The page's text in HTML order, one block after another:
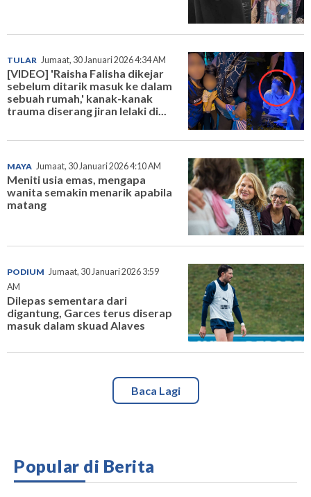
TULAR Jumaat, 30 Januari 2026 4:34 AM
[VIDEO] 'Raisha Falisha dikejar
sebelum ditarik masuk ke dalam
sebuah rumah,' kanak-kanak
trauma diserang jiran lelaki di...
MAYA Jumaat, 30 Januari 2026 4:10 AM
Meniti usia emas, mengapa
wanita semakin menarik apabila
matang
PODIUM Jumaat, 30 Januari 2026 3:59
AM
Dilepas sementara dari
digantung, Garces terus diserap
masuk dalam skuad Alaves
Baca Lagi
Popular di Berita